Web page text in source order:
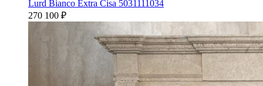
Lurd Bianco Extra Cisa 5031111034
270 100 ₽